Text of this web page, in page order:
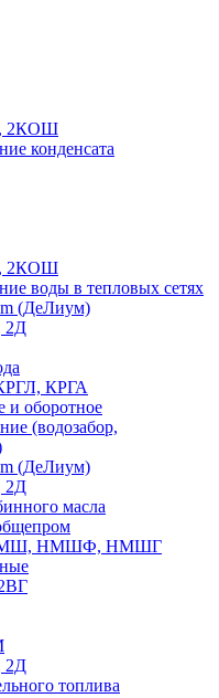
2КОШ
конденсата
2КОШ
воды в тепловых сетях
(ДеЛиум)
2Д
КРГА
и оборотное
(водозабор,
(ДеЛиум)
2Д
масла
НМШФ, НМШГ
2Д
топлива